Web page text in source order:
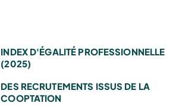
INDEX D'ÉGALITÉ PROFESSIONNELLE
(2025)
DES RECRUTEMENTS ISSUS DE LA
COOPTATION